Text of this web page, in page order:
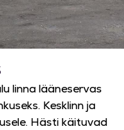
linna lääneservas
Kesklinn ja
. Hästi käituvad